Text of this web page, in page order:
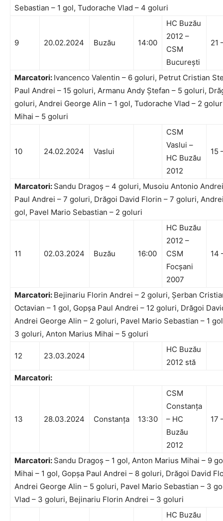
Sebastian – 1 gol, Tudorache Vlad – 4 goluri
9 20.02.2024 Buzău 14:00
HC Buzău
2012 –
CSM
București
21
Marcatori: Ivancenco Valentin – 6 goluri, Petrut Cristian
Paul Andrei – 15 goluri, Armanu Andy Ștefan – 5 goluri,
goluri, Andrei George Alin – 1 gol, Tudorache Vlad – 2
Mihai – 5 goluri
10 24.02.2024 Vaslui
CSM
Vaslui –
HC Buzău
2012
15
Marcatori: Sandu Dragoș – 4 goluri, Musoiu Antonio
Paul Andrei – 7 goluri, Drăgoi David Florin – 7 goluri,
gol, Pavel Mario Sebastian – 2 goluri
11 02.03.2024 Buzău 16:00
HC Buzău
2012 –
CSM
Focșani
2007
14
Marcatori: Bejinariu Florin Andrei – 2 goluri, Șerban
Octavian – 1 gol, Gopșa Paul Andrei – 12 goluri, Drăgoi
Andrei George Alin – 2 goluri, Pavel Mario Sebastian – 1
3 goluri, Anton Marius Mihai – 5 goluri
12 23.03.2024
HC Buzău
2012 stă
Marcatori:
13 28.03.2024 Constanța 13:30
CSM
Constanța
– HC
Buzău
2012
17
Marcatori: Sandu Dragoș – 1 gol, Anton Marius Mihai – 9
Mihai – 1 gol, Gopșa Paul Andrei – 8 goluri, Drăgoi David
Andrei George Alin – 5 goluri, Pavel Mario Sebastian – 3
Vlad – 3 goluri, Bejinariu Florin Andrei – 3 goluri
HC Buzău